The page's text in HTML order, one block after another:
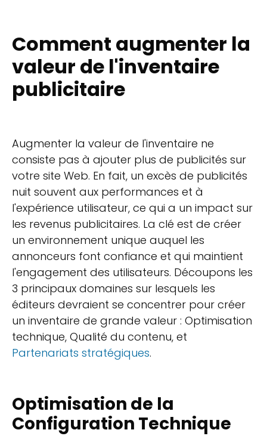
Comment augmenter la
valeur de l'inventaire
publicitaire
Augmenter la valeur de l'inventaire ne
consiste pas à ajouter plus de publicités sur
votre site Web. En fait, un excès de publicités
nuit souvent aux performances et à
l'expérience utilisateur, ce qui a un impact sur
les revenus publicitaires. La clé est de créer
un environnement unique auquel les
annonceurs font confiance et qui maintient
l'engagement des utilisateurs. Découpons les
3 principaux domaines sur lesquels les
éditeurs devraient se concentrer pour créer
un inventaire de grande valeur : Optimisation
technique, Qualité du contenu, et
Partenariats stratégiques.
Optimisation de la
Configuration Technique